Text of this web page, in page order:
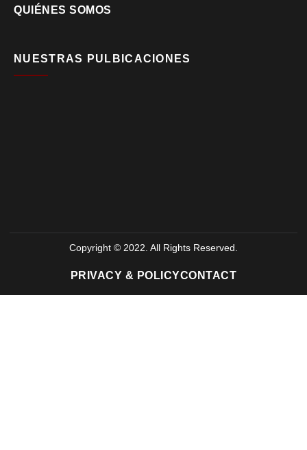
QUIÉNES SOMOS
NUESTRAS PULBICACIONES
Copyright © 2022. All Rights Reserved.
PRIVACY & POLICYCONTACT